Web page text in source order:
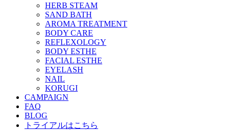
HERB STEAM
SAND BATH
AROMA TREATMENT
BODY CARE
REFLEXOLOGY
BODY ESTHE
FACIAL ESTHE
EYELASH
NAIL
KORUGI
CAMPAIGN
FAQ
BLOG
トライアルはこちら